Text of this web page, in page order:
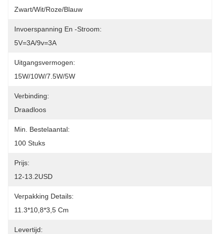
Zwart/Wit/Roze/Blauw
Invoerspanning En -stroom:
5V=3A/9v=3A
Uitgangsvermogen:
15W/10W/7.5W/5W
Verbinding:
Draadloos
Min. Bestelaantal:
100 Stuks
Prijs:
12-13.2USD
Verpakking Details:
11.3*10,8*3,5 Cm
Levertijd: